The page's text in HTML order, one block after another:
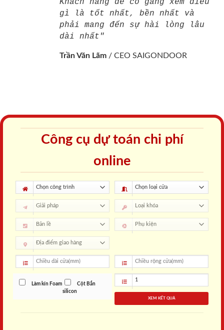
Khách hàng để cố gắng xem điều
gì là tốt nhất, bền nhất và
phải mang đến sự hài lòng lâu
dài nhất"
Trần Văn Lãm / CEO SAIGONDOOR
Công cụ dự toán chi phí
online
Làm kín Foam
Cột Bắn
silicon
XEM KẾT QUẢ